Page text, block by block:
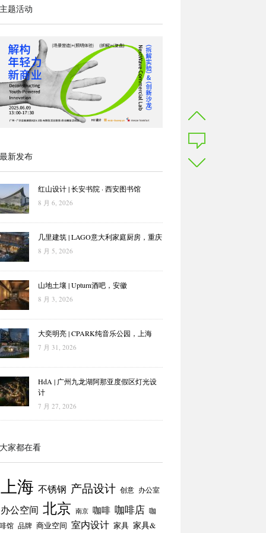
题活动
新发布
红山设计 | 长安书院 · 西安图书馆
8 月 6, 2026
几里建筑 | LAGO意大利家庭厨房，重庆
8 月 5, 2026
山地土壤 | Upturn酒吧，安徽
8 月 3, 2026
大奕明亮 | CPARK纯音乐公园，上海
7 月 31, 2026
HdA | 广州九龙湖阿那亚度假区灯光设
计
7 月 27, 2026
家都在看
上海 不锈钢 产品设计 创意 办公室
办公空间 北京 南京 咖啡 咖啡店 咖
馆 品牌 商业空间 室内设计 家具 家具&